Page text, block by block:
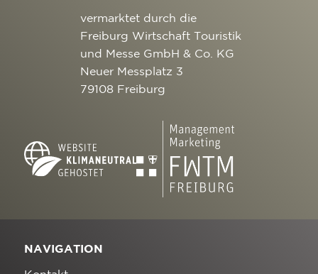
vermarktet durch die
Freiburg Wirtschaft Touristik
und Messe GmbH & Co. KG
Neuer Messplatz 3
79108 Freiburg
NAVIGATION